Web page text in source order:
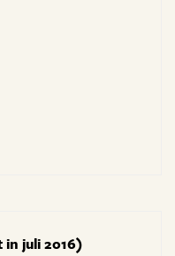
in juli 2016)